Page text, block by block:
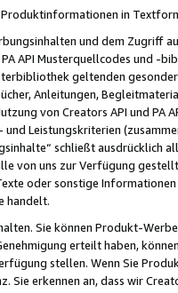
in
und dem Zugriff
API Musterquellcodes und
geltenden
Anleitungen,
von Creators API und PA
Leistungskriterien
schließt ausdrücklich
von uns zur Verfügung
oder sonstige
handelt.
Sie können Produkt-
erteilt haben,
stellen. Wenn Sie
Sie erkennen an, dass wir